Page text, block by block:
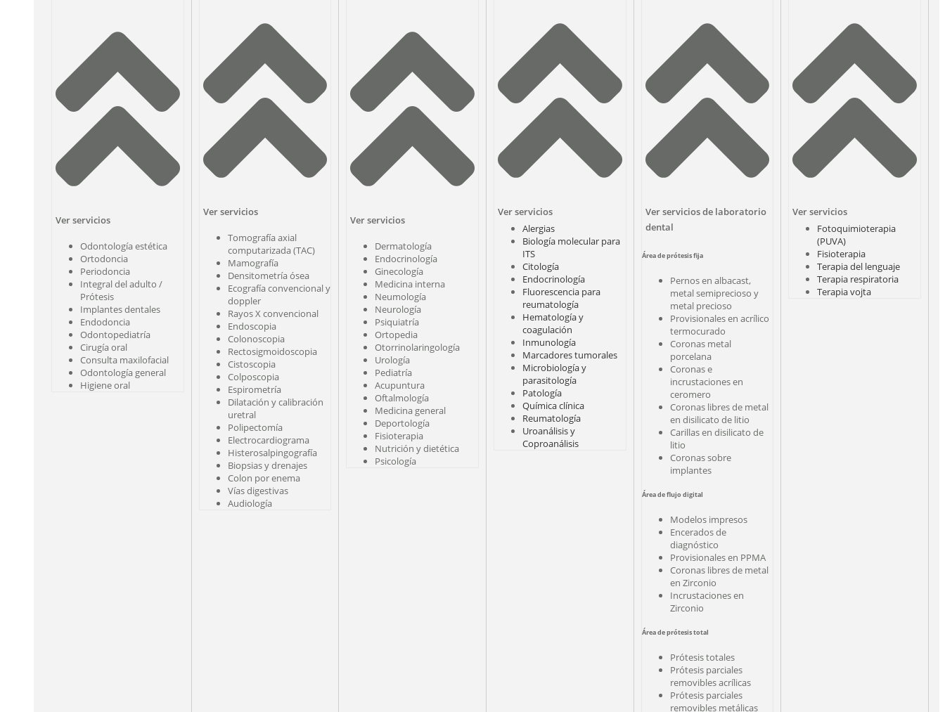
Ver servicios
Odontología estética
Ortodoncia
Periodoncia
Integral del adulto /
Prótesis
Implantes dentales
Endodoncia
Odontopediatría
Cirugía oral
Consulta maxilofacial
Odontología general
Higiene oral
Ver servicios
Tomografía axial
computarizada (TAC)
Mamografía
Densitometría ósea
Ecografía convencional y
doppler
Rayos X convencional
Endoscopia
Colonoscopia
Rectosigmoidoscopia
Cistoscopia
Colposcopia
Espirometría
Dilatación y calibración
uretral
Polipectomía
Electrocardiograma
Histerosalpingografía
Biopsias y drenajes
Colon por enema
Vías digestivas
Audiología
Ver servicios
Dermatología
Endocrinología
Ginecología
Medicina interna
Neumología
Neurología
Psiquiatría
Ortopedia
Otorrinolaringología
Urología
Pediatría
Acupuntura
Oftalmología
Medicina general
Deportología
Fisioterapia
Nutrición y dietética
Psicología
Ver servicios
Alergias
Biología molecular para
ITS
Citología
Endocrinología
Fluorescencia para
reumatología
Hematología y
coagulación
Inmunología
Marcadores tumorales
Microbiología y
parasitología
Patología
Química clínica
Reumatología
Uroanálisis y
Coproanálisis
Ver servicios de laboratorio
dental
Área de prótesis fija
Pernos en albacast,
metal semiprecioso y
metal precioso
Provisionales en acrílico
termocurado
Coronas metal
porcelana
Coronas e
incrustaciones en
ceromero
Coronas libres de metal
en disilicato de litio
Carillas en disilicato de
litio
Coronas sobre
implantes
Área de flujo digital
Modelos impresos
Encerados de
diagnóstico
Provisionales en PPMA
Coronas libres de metal
en Zirconio
Incrustaciones en
Zirconio
Área de prótesis total
Prótesis totales
Prótesis parciales
removibles acrílicas
Prótesis parciales
removibles metálicas
Ver servicios
Fotoquimioterapia
(PUVA)
Fisioterapia
Terapia del lenguaje
Terapia respiratoria
Terapia vojta